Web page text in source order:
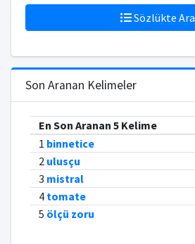
Sözlükte Ara
Son Aranan Kelimeler
En Son Aranan 5 Kelime
1 binnetice
2 ulusçu
3 mistral
4 tomate
5 ölçü zoru